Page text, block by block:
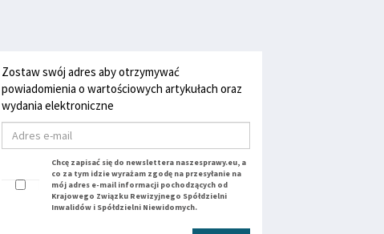
Zostaw swój adres aby otrzymywać
powiadomienia o wartościowych artykułach oraz
wydania elektroniczne
Chcę zapisać się do newslettera naszesprawy.eu, a
co za tym idzie wyrażam zgodę na przesyłanie na
mój adres e-mail informacji pochodzących od
Krajowego Związku Rewizyjnego Spółdzielni
Inwalidów i Spółdzielni Niewidomych.